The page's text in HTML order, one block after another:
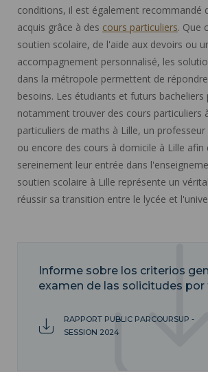
conditions, il est également recommandé
acquis grâce à des cours particuliers. Que
soutien scolaire, de l'aide aux devoirs ou
accompagnement personnalisé, les
dans la métropole permettent de
besoins. Les étudiants et futurs bacheliers
notamment trouver des cours particuliers
particuliers de maths à Lille, un
ou encore des cours à domicile à Lille afin
sereinement leur entrée dans
soutien scolaire à Lille représente un
réussir sa transition entre le lycée et
Informe sobre los criterios
examen de las solicitudes
RAPPORT PUBLIC PARCOURSUP -
SESSION 2024